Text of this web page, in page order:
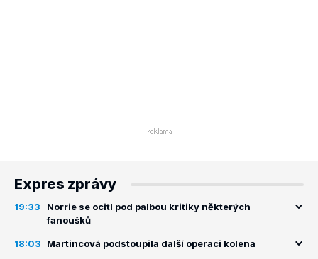
Expres zprávy
19:33
Norrie se ocitl pod palbou kritiky některých
fanoušků
18:03 Martincová podstoupila další operaci kolena